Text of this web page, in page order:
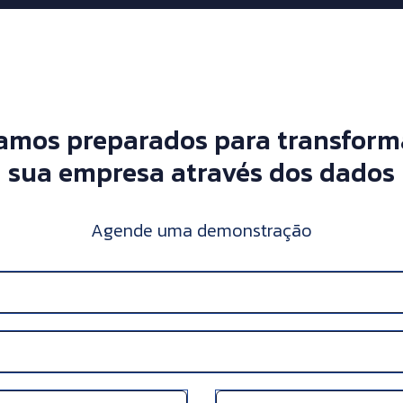
preparados para
sua empresa através dos dados
Agende uma demonstração